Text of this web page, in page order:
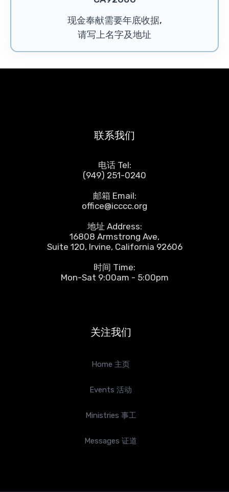
现金奉献需要年底收据,
请写上名字及地址
联系我们
电话 Tel:
(949) 251-0240
邮箱 Email:
office@icccc.org
地址 Address:
16808 Armstrong Ave,
Suite 120, Irvine, California 92606
时间 Time:
Mon-Sat 9:00am - 5:00pm
关注我们
Home 主页
Events 活动
Ministries 事工
Messages 证道